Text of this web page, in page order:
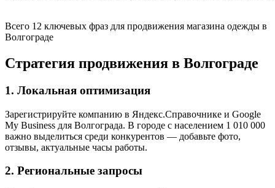
Всего 12 ключевых фраз для продвижения магазина одежды в
Волгограде
Стратегия продвижения в Волгограде
1. Локальная оптимизация
Зарегистрируйте компанию в Яндекс.Справочнике и Google
My Business для Волгограда. В городе с населением 1 010 000
важно выделиться среди конкурентов — добавьте фото,
отзывы, актуальные часы работы.
2. Региональные запросы